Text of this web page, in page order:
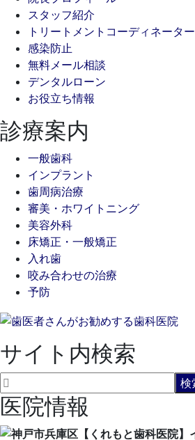
スタッフ紹介
トリートメントコーディネーター
感染防止
無料メール相談
デンタルローン
お役立ち情報
診療案内
一般歯科
インプラント
歯周病治療
審美・ホワイトニング
美容外科
床矯正・一般矯正
入れ歯
咬み合わせの治療
予防
サイト内検索
医院情報